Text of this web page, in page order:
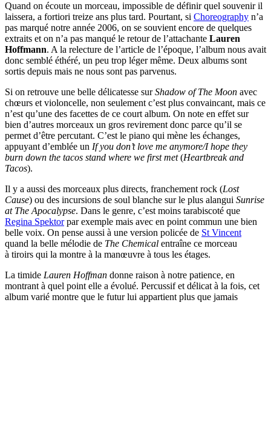
Quand on écoute un morceau, impossible de définir quel souvenir il
laissera, a fortiori treize ans plus tard. Pourtant, si Choreography n’a
pas marqué notre année 2006, on se souvient encore de quelques
extraits et on n’a pas manqué le retour de l’attachante Lauren
Hoffmann. A la relecture de l’article de l’époque, l’album nous avait
donc semblé éthéré, un peu trop léger même. Deux albums sont
sortis depuis mais ne nous sont pas parvenus.
Si on retrouve une belle délicatesse surShadow of The Moon avec
chœurs et violoncelle, non seulement c’est plus convaincant, mais ce
n’est qu’une des facettes de ce court album. On note en effet sur
bien d’autres morceaux un gros revirement donc parce qu’il se
permet d’être percutant. C’est le piano qui mène les échanges,
appuyant d’emblée un If you don’t love me anymore/I hope they
burn down the tacos stand where we first met(Heartbreak and
Tacos).
Il y a aussi des morceaux plus directs, franchement rock (Lost
Cause) ou des incursions de soul blanche sur le plus alangui Sunrise
at The Apocalypse. Dans le genre, c’est moins tarabiscoté que
Regina Spektorpar exemple mais avec en point commun une bien
belle voix. On pense aussi à une version policée de St Vincent
quand la belle mélodie de The Chemical entraîne ce morceau
à tiroirs qui la montre à la manœuvre à tous les étages.
La timide Lauren Hoffman donne raison à notre patience, en
montrant à quel point elle a évolué. Percussif et délicat à la fois, cet
album varié montre que le futur lui appartient plus que jamais